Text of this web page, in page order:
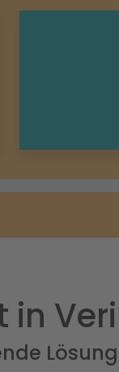
in